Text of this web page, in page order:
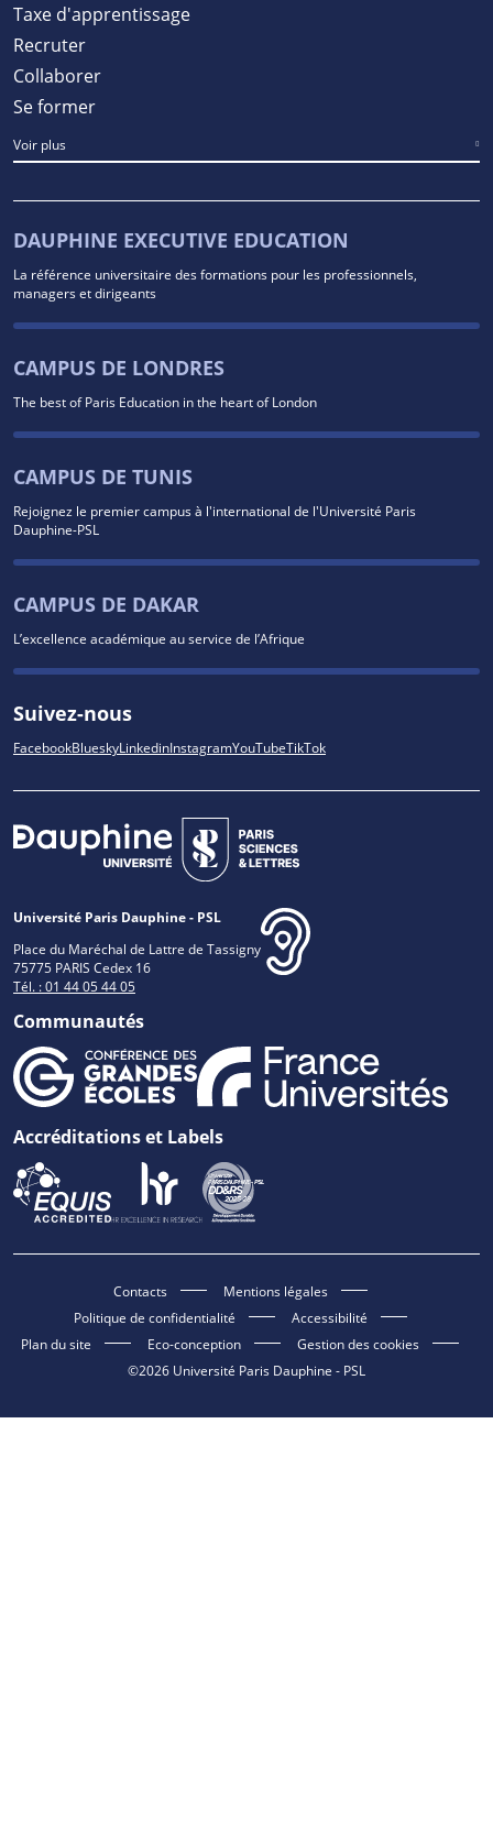
Taxe d'apprentissage
Recruter
Collaborer
Se former
Voir plus
DAUPHINE EXECUTIVE EDUCATION
La référence universitaire des formations pour les professionnels,
managers et dirigeants
CAMPUS DE LONDRES
The best of Paris Education in the heart of London
CAMPUS DE TUNIS
Rejoignez le premier campus à l'international de l'Université Paris
Dauphine-PSL
CAMPUS DE DAKAR
L’excellence académique au service de l’Afrique
Suivez-nous
FacebookBlueskyLinkedinInstagramYouTubeTikTok
Université Paris Dauphine - PSL
Place du Maréchal de Lattre de Tassigny
75775 PARIS Cedex 16
Tél. : 01 44 05 44 05
Communautés
Accréditations et Labels
Contacts
Mentions légales
Politique de confidentialité
Accessibilité
Plan du site
Eco-conception
Gestion des cookies
©2026 Université Paris Dauphine - PSL